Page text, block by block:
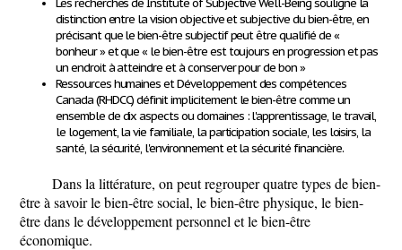
Les recherches deInstitute of Subjective Well-Beingsouligne la
distinction entre la vision objective et subjective du bien-être, en
précisant que le bien-être subjectif peut être qualifié de «
bonheur » et que « le bien-être est toujours en progression et pas
un endroit à atteindre et à conserver pour de bon »
Ressources humaines et Développement des compétences
Canada (RHDCC) définit implicitement le bien-être comme un
ensemble de dix aspects ou domaines : l'apprentissage, le travail,
le logement, la vie familiale, la participation sociale, les loisirs, la
santé, la sécurité, l'environnement et la sécurité financière.
Dans la littérature, on peut regrouper quatre types de bien-
être à savoir le bien-être social, le bien-être physique, le bien-
être dans le développement personnel et le bien-être
économique.